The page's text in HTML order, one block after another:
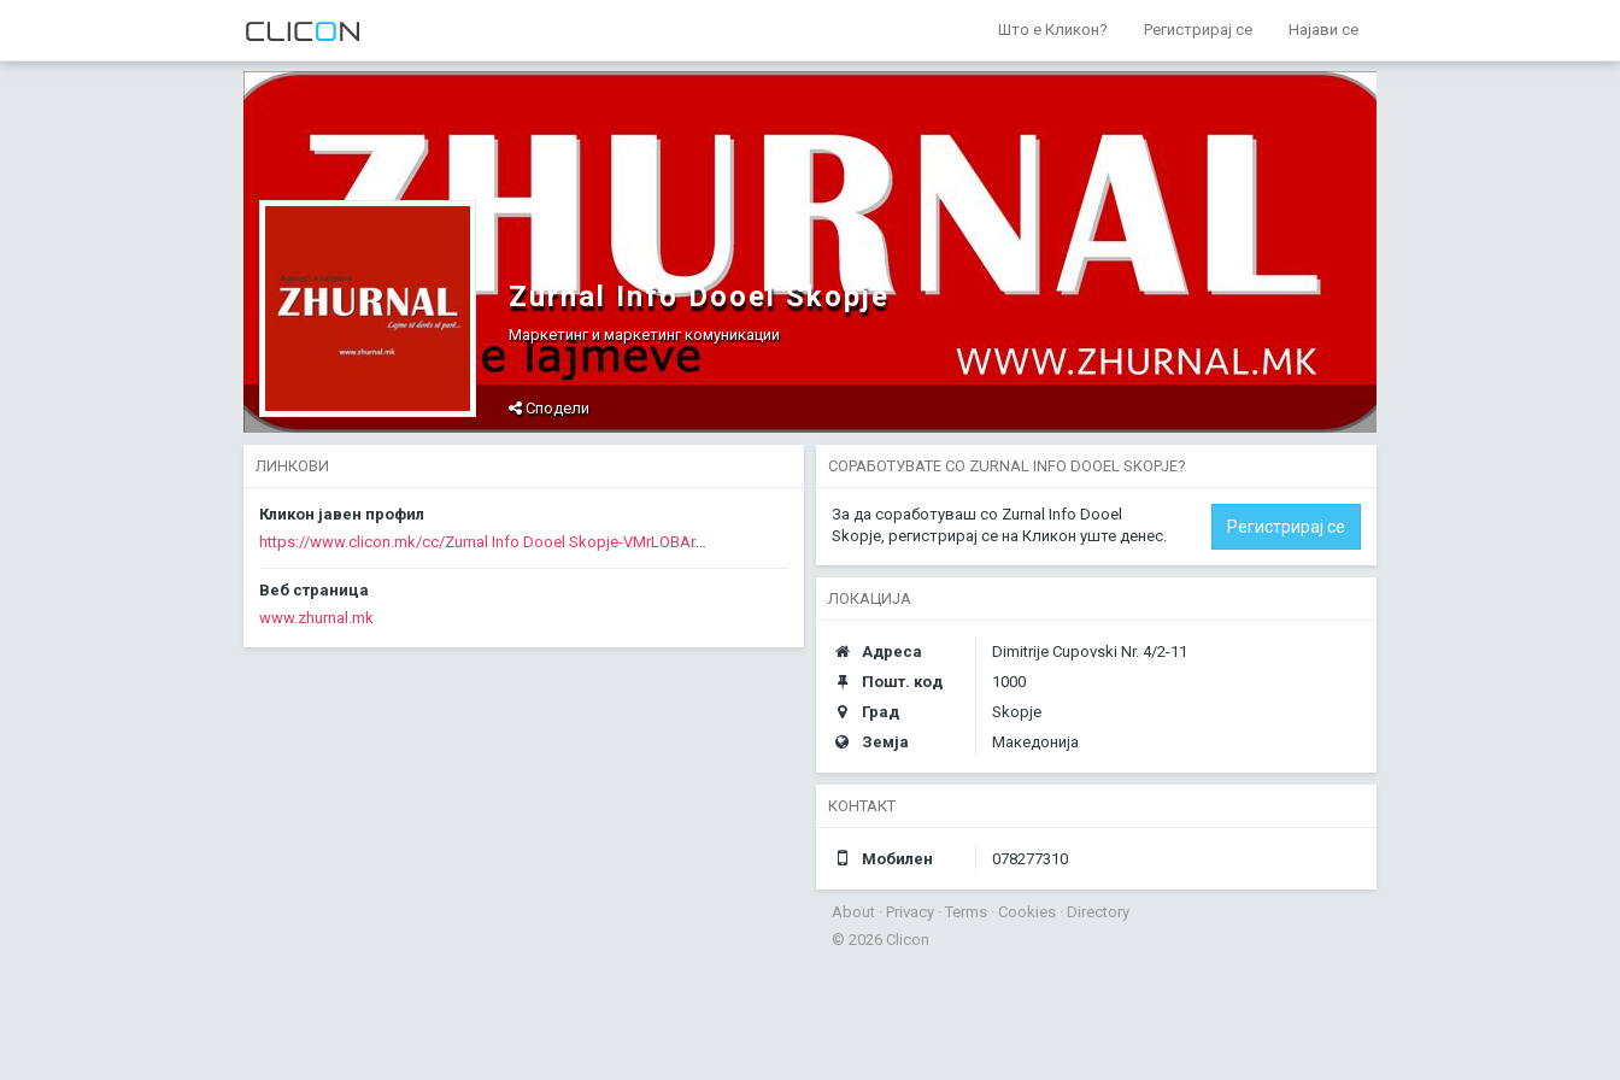
Што е Кликон? Регистрирај се Најави се
Zurnal Info Dooel Skopje
Маркетинг и маркетинг комуникации
Сподели
ЛИНКОВИ
Кликон јавен профил
https://www.clicon.mk/cc/Zurnal Info Dooel Skopje-VMrLOBArS1I
Веб страница
www.zhurnal.mk
СОРАБОТУВАТЕ СО ZURNAL INFO DOOEL SKOPJE?
За да соработуваш со Zurnal Info Dooel
Skopje, регистрирај се на Кликон уште денес.
Регистрирај се
ЛОКАЦИЈА
Адреса
Dimitrije Cupovski Nr. 4/2-11
Пошт. код
1000
Град
Skopje
Земја
Македонија
КОНТАКТ
Мобилен 078277310
About · Privacy · Terms · Cookies · Directory
© 2026 Clicon